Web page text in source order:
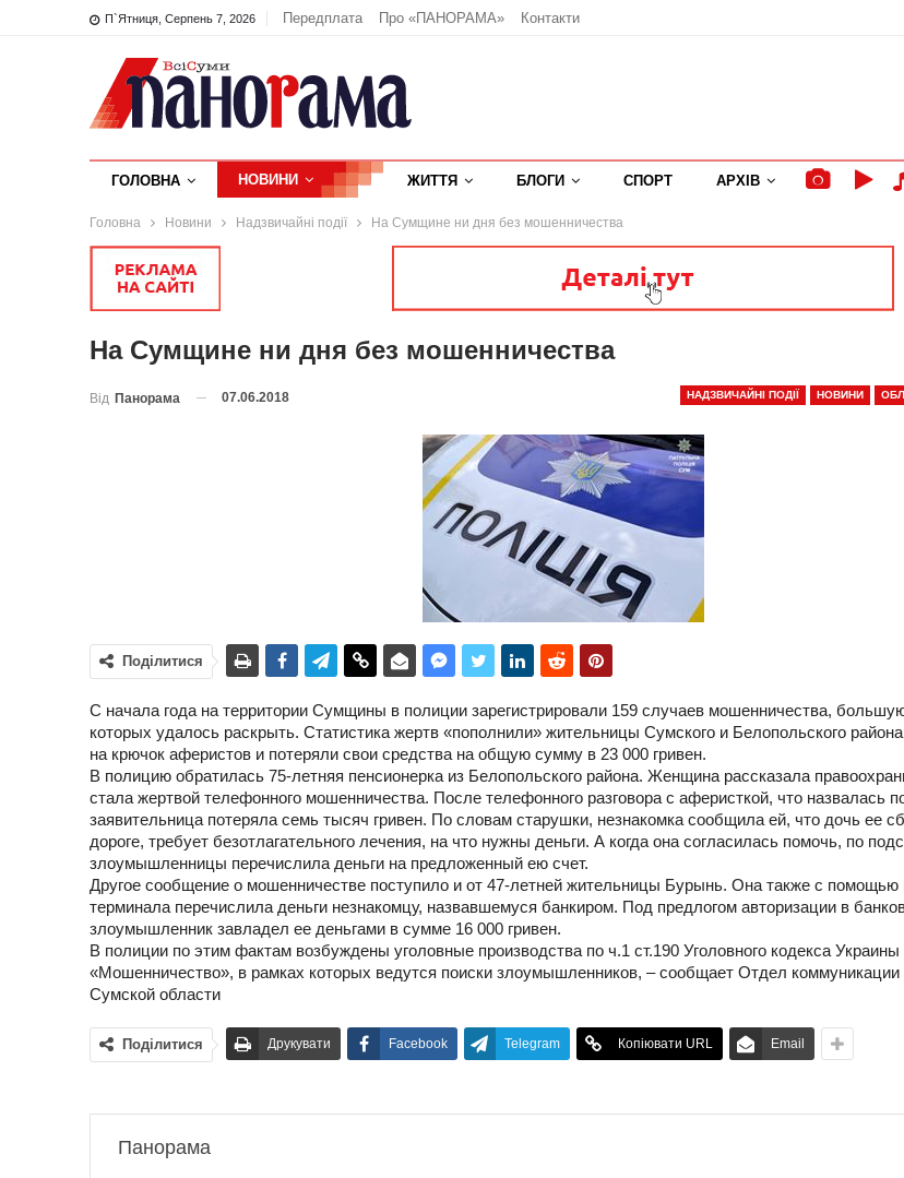
П`ятниця, Серпень 7, 2026 Передплата Про «ПАНОРАМА» Контакти
ГОЛОВНА НОВИНИ ЖИТТЯ БЛОГИ СПОРТ АРХІВ
Головна Новини Надзвичайні події На Сумщине ни дня без мошенничества
На Сумщине ни дня без мошенничества
НАДЗВИЧАЙНІ ПОДІЇ НОВИНИ
Від Панорама 07.06.2018
Поділитися
С начала года на территории Сумщины в полиции зарегистрировали 159 случаев мошенничества,
которых удалось раскрыть. Статистика жертв «пополнили» жительницы Сумского и Белопольского
на крючок аферистов и потеряли свои средства на общую сумму в 23 000 гривен.
В полицию обратилась 75-летняя пенсионерка из Белопольского района. Женщина рассказала
стала жертвой телефонного мошенничества. После телефонного разговора с аферисткой, что назвалась
заявительница потеряла семь тысяч гривен. По словам старушки, незнакомка сообщила ей, что дочь ее
дороге, требует безотлагательного лечения, на что нужны деньги. А когда она согласилась помочь, по
злоумышленницы перечислила деньги на предложенный ею счет.
Другое сообщение о мошенничестве поступило и от 47-летней жительницы Бурынь. Она также с помощью
терминала перечислила деньги незнакомцу, назвавшемуся банкиром. Под предлогом авторизации в
злоумышленник завладел ее деньгами в сумме 16 000 гривен.
В полиции по этим фактам возбуждены уголовные производства по ч.1 ст.190 Уголовного кодекса Украины
«Мошенничество», в рамках которых ведутся поиски злоумышленников, – сообщает Отдел коммуникации
Сумской области
Поділитися Друкувати Facebook Telegram Копіювати URL Email
Панорама